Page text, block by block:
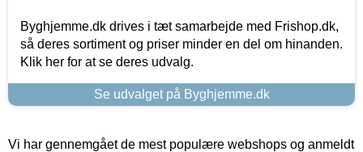
Byghjemme.dk drives i tæt samarbejde med Frishop.dk,
så deres sortiment og priser minder en del om hinanden.
Klik her for at se deres udvalg.
Se udvalget på Byghjemme.dk
Vi har gennemgået de mest populære webshops og anmeldt